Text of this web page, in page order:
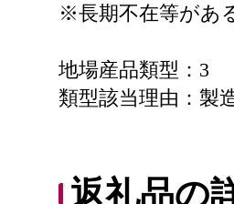
※長期不在等があ
地場産品類型：3
類型該当理由：製
返礼品の